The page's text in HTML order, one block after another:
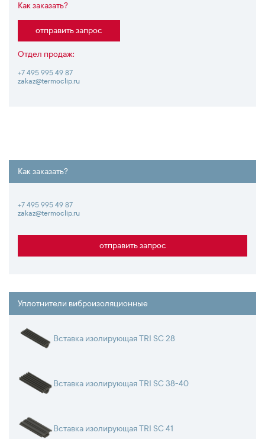
Как заказать?
отправить запрос
Отдел продаж:
+7 495 995 49 87
zakaz@termoclip.ru
Как заказать?
+7 495 995 49 87
zakaz@termoclip.ru
отправить запрос
Уплотнители виброизоляционные
Вставка изолирующая TRI SC 28
Вставка изолирующая TRI SC 38-40
Вставка изолирующая TRI SC 41